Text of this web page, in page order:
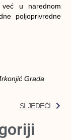
već u narednom
poljoprivredne
Grada
SLJEDEĆI